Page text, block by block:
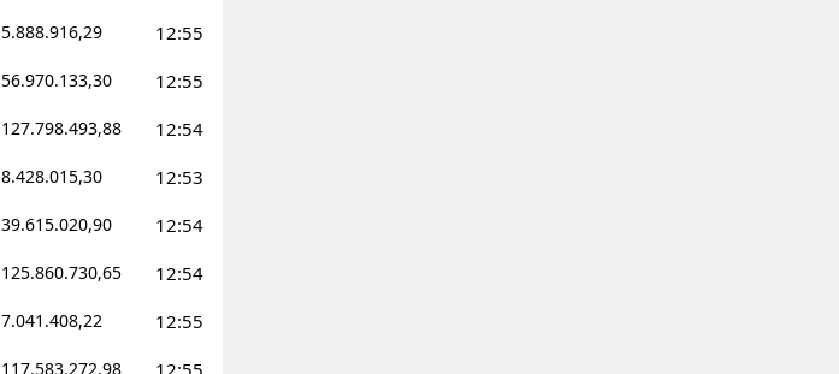
5.888.916,29 12:55
56.970.133,30 12:55
127.798.493,88 12:54
8.428.015,30 12:53
39.615.020,90 12:54
125.860.730,65 12:54
7.041.408,22 12:55
117.583.272,98 12:55